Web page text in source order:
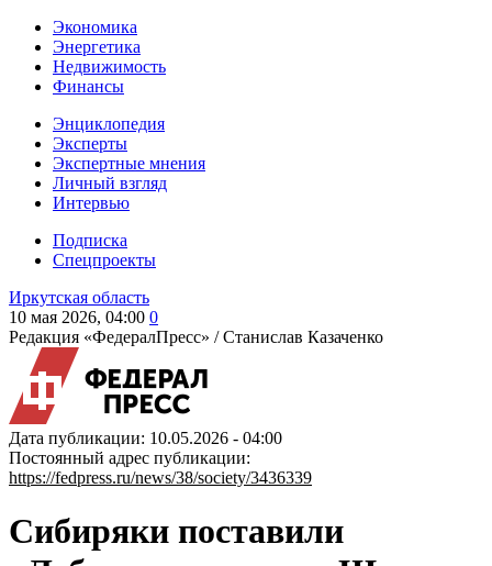
Экономика
Энергетика
Недвижимость
Финансы
Энциклопедия
Эксперты
Экспертные мнения
Личный взгляд
Интервью
Подписка
Спецпроекты
Иркутская область
10 мая 2026, 04:00 0
Редакция «ФедералПресс» /Станислав Казаченко
Дата публикации: 10.05.2026 - 04:00
Постоянный адрес публикации:
https://fedpress.ru/news/38/society/3436339
Сибиряки поставили